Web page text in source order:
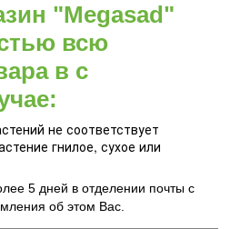
"Megasad"
всю
в с
не соответствует
гнилое, сухое или
5 дней в отделении почты с
об этом Вас.